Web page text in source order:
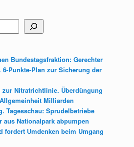
Bundestagsfraktion: Gerechter
6-Punkte-Plan zur Sicherung der
zur Nitratrichtlinie. Überdüngung
Milliarden
Tagesschau: Sprudelbetriebe
aus Nationalpark abpumpen
fordert Umdenken beim Umgang